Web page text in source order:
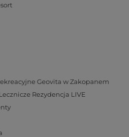
Geovita w Zakopanem
Rezydencja LIVE